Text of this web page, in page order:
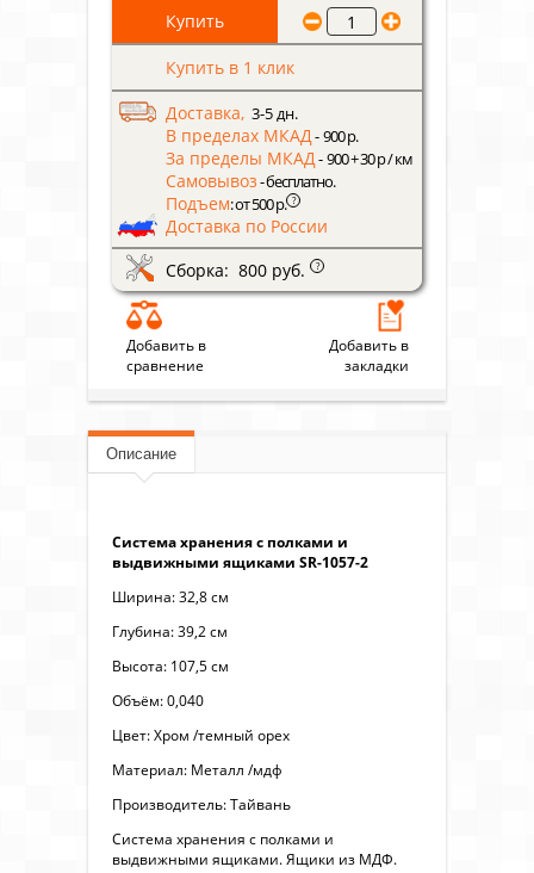
Купить в 1 клик
Доставка, 3-5 дн.
В пределах МКАД- 900 р.
За пределы МКАД- 900 + 30 р / км
Самовывоз- бесплатно.
Подъем: от 500 р. ?
Доставка по России
Сборка: 800 руб.
?
Добавить в
сравнение
Добавить в
закладки
Описание
Система хранения с полками и
выдвижными ящиками SR-1057-2
Ширина: 32,8 см
Глубина: 39,2 см
Высота: 107,5 см
Объём: 0,040
Цвет: Хром /темный орех
Материал: Металл /мдф
Производитель: Тайвань
Система хранения с полками и
выдвижными ящиками. Ящики из МДФ.